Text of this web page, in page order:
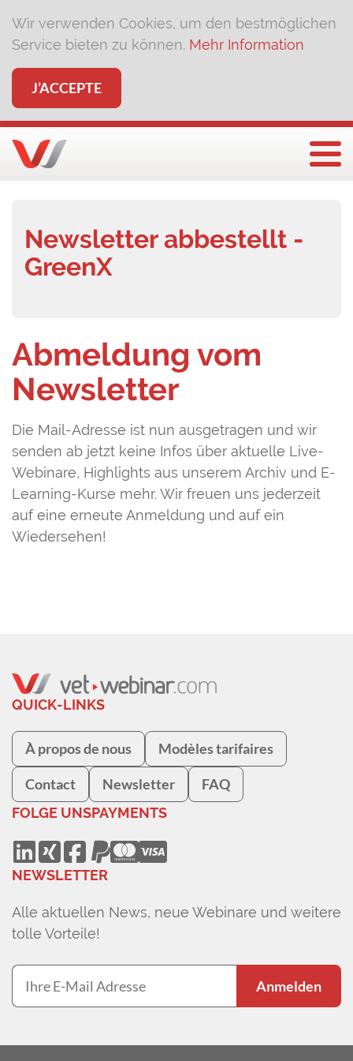
Wir verwenden Cookies, um den bestmöglichen
Service bieten zu können. Mehr Information
J’ACCEPTE
Newsletter abbestellt -
GreenX
Abmeldung vom
Newsletter
Die Mail-Adresse ist nun ausgetragen und wir
senden ab jetzt keine Infos über aktuelle Live-
Webinare, Highlights aus unserem Archiv und E-
Learning-Kurse mehr. Wir freuen uns jederzeit
auf eine erneute Anmeldung und auf ein
Wiedersehen!
QUICK-LINKS
À propos de nous Modèles tarifaires
Contact Newsletter FAQ
FOLGE UNSPAYMENTS
NEWSLETTER
Alle aktuellen News, neue Webinare und weitere
tolle Vorteile!
Anmelden